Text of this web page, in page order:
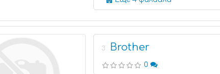
3 Brother
0